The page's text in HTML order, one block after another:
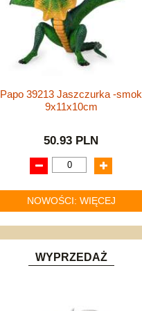
Papo 39213 Jaszczurka -smok
9x11x10cm
50.93 PLN
NOWOŚCI: WIĘCEJ
WYPRZEDAŻ